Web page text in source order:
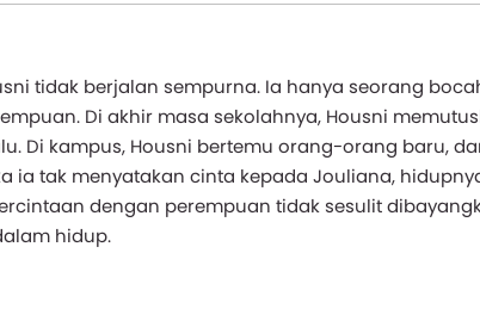
tidak berjalan sempurna. Ia hanya seorang
Di akhir masa sekolahnya, Housni
Di kampus, Housni bertemu orang-orang baru,
ia tak menyatakan cinta kepada Jouliana,
dengan perempuan tidak sesulit
hidup.